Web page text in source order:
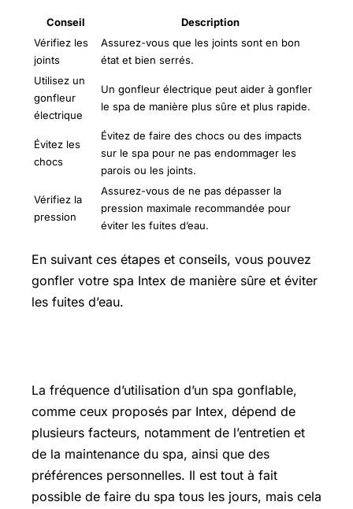
Conseil
Description
Vérifiez les
joints
Assurez-vous que les joints sont en bon
état et bien serrés.
Utilisez un
gonfleur
électrique
Un gonfleur électrique peut aider à gonfler
le spa de manière plus sûre et plus rapide.
Évitez les
chocs
Évitez de faire des chocs ou des impacts
sur le spa pour ne pas endommager les
parois ou les joints.
Vérifiez la
pression
Assurez-vous de ne pas dépasser la
pression maximale recommandée pour
éviter les fuites d’eau.
En suivant ces étapes et conseils, vous pouvez
gonfler votre spa Intex de manière sûre et éviter
les fuites d’eau.
La fréquence d’utilisation d’un spa gonflable,
comme ceux proposés par Intex, dépend de
plusieurs facteurs, notamment de l’entretien et
de la maintenance du spa, ainsi que des
préférences personnelles. Il est tout à fait
possible de faire du spa tous les jours, mais cela